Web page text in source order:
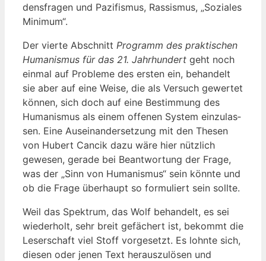
dens­fra­gen und Pazi­fis­mus, Ras­sis­mus, „Sozia­les
Minimum“.
Der vier­te Abschnitt Pro­gramm des prak­ti­schen
Huma­nis­mus für das 21. Jahr­hun­dert geht noch
ein­mal auf Pro­ble­me des ers­ten ein, behan­delt
sie aber auf eine Wei­se, die als Ver­such gewer­tet
kön­nen, sich doch auf eine Bestim­mung des
Huma­nis­mus als einem offe­nen Sys­tem ein­zu­las­
sen. Eine Aus­ein­an­der­set­zung mit den The­sen
von Hubert Can­cik dazu wäre hier nütz­lich
gewe­sen, gera­de bei Beant­wor­tung der Fra­ge,
was der „Sinn von Huma­nis­mus“ sein könn­te und
ob die Fra­ge über­haupt so for­mu­liert sein sollte.
Weil das Spek­trum, das Wolf behan­delt, es sei
wie­der­holt, sehr breit gefä­chert ist, bekommt die
Leser­schaft viel Stoff vor­ge­setzt. Es lohn­te sich,
die­sen oder jenen Text her­aus­zu­lö­sen und